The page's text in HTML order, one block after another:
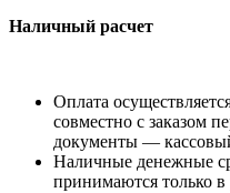
Наличный расчет
Оплата
совместно с заказом
документы —
Наличные денежные
принимаются только